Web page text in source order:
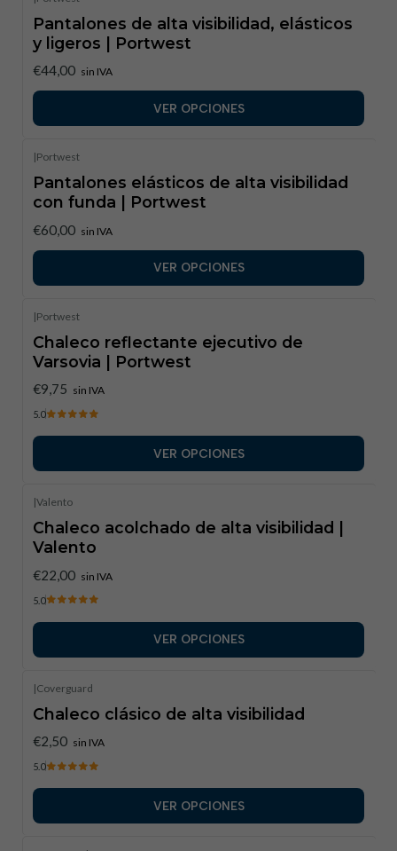
Pantalones de alta visibilidad, elásticos
y ligeros | Portwest
€44,00 sin IVA
VER OPCIONES
|Portwest
Pantalones elásticos de alta visibilidad
con funda | Portwest
€60,00 sin IVA
VER OPCIONES
|Portwest
Chaleco reflectante ejecutivo de
Varsovia | Portwest
€9,75 sin IVA
5.0
VER OPCIONES
|Valento
Chaleco acolchado de alta visibilidad |
Valento
€22,00 sin IVA
5.0
VER OPCIONES
|Coverguard
Chaleco clásico de alta visibilidad
€2,50 sin IVA
5.0
VER OPCIONES